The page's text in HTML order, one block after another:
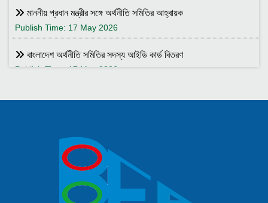
মাননীয় প্রধান মন্ত্রীর সঙ্গে অর্থনীতি সমিতির আহ্বায়ক
Publish Time: 17 May 2026
বাংলাদেশ অর্থনীতি সমিতির সদস্য আইডি কার্ড বিতরণ
Publish Time: 17 May 2026
Publish Time: 25 Jan 2026
বাংলাদেশ অর্থনীতি সমিতি ও জগন্নাথ বিশ্ববিদ্যালয় যৌথ আয়োজনে
লোকবক্তৃা ২১ জানুয়ারি ২০২৬
Publish Time: 16 Jan 2026